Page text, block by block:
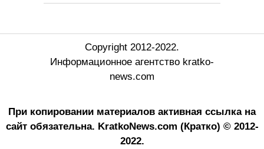
Copyright 2012-2022.
Информационное агентство kratko-
news.com
При копировании материалов активная ссылка на
сайт обязательна. KratkoNews.com (Кратко) © 2012-
2022.